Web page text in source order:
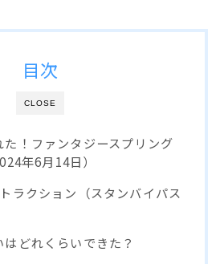
CLOSE
目次
！ファンタジースプリング
年6月14日）
ラクション（スタンバイパス
どれくらいできた？